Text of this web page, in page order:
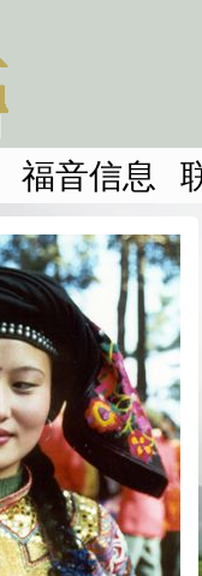
福音信息